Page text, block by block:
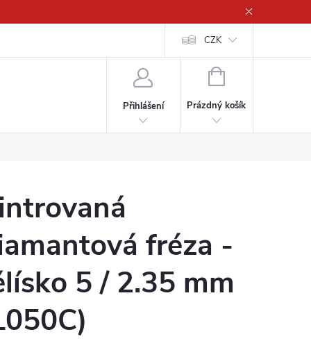
CZK
Přihlášení
NÁKUPNÍ
Prázdný košík
fréza -
5 / 2.35 mm